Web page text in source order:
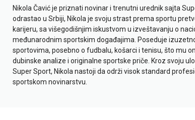
Nikola Čavić je priznati novinar i trenutni urednik sajta
odrastao u Srbiji, Nikola je svoju strast prema sportu
karijeru, sa višegodišnjim iskustvom u izveštavanju o
međunarodnim sportskim događajima. Poseduje
sportovima, posebno o fudbalu, košarci i tenisu, što mu
dubinske analize i originalne sportske priče. Kroz svoju
Super Sport, Nikola nastoji da održi visok standard
sportskom novinarstvu.